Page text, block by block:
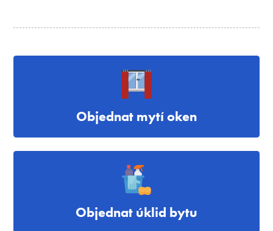
Objednat mytí oken
Objednat úklid bytu